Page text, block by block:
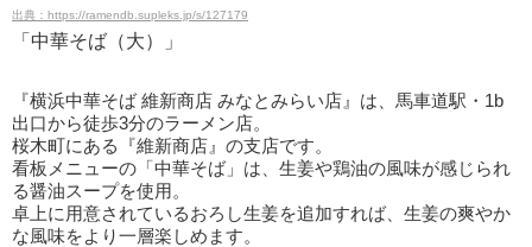
出典：https://ramendb.supleks.jp/s/127179
「中華そば（大）」
『横浜中華そば 維新商店 みなとみらい店』は、馬車道駅・1b
出口から徒歩3分のラーメン店。
桜木町にある『維新商店』の支店です。
看板メニューの「中華そば」は、生姜や鶏油の風味が感じられ
る醤油スープを使用。
卓上に用意されているおろし生姜を追加すれば、生姜の爽やか
な風味をより一層楽しめます。